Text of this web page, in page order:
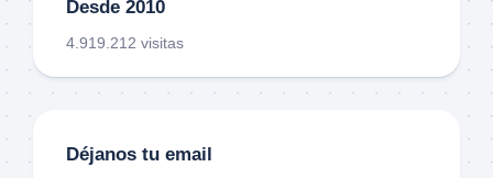
Desde 2010
4.919.212 visitas
Déjanos tu email